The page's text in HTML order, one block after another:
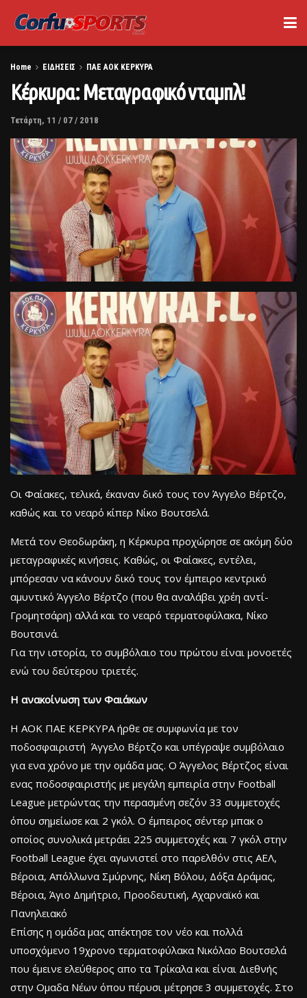
Home ΕΙΔΗΣΕΙΣ ΠΑΕ ΑΟΚ ΚΕΡΚΥΡΑ
Κέρκυρα: Μεταγραφικό νταμπλ!
Τετάρτη, 11 / 07 / 2018
Οι Φαίακες, τελικά, έκαναν δικό τους τον Άγγελο Βέρτζο,
καθώς και το νεαρό κίπερ Νίκο Βουτσελά.
Μετά τον Θεοδωράκη, η Κέρκυρα προχώρησε σε ακόμη δύο
μεταγραφικές κινήσεις. Καθώς, οι Φαίακες, εντέλει,
μπόρεσαν να κάνουν δικό τους τον έμπειρο κεντρικό
αμυντικό Άγγελο Βέρτζο (που θα αναλάβει χρέη αντί-
Γρομητσάρη) αλλά και το νεαρό τερματοφύλακα, Νίκο
Βουτσινά.
Για την ιστορία, το συμβόλαιο του πρώτου είναι μονοετές
ενώ του δεύτερου τριετές.
Η ανακοίνωση των Φαιάκων
Η ΑΟΚ ΠΑΕ ΚΕΡΚΥΡΑ ήρθε σε συμφωνία με τον
ποδοσφαιριστή Άγγελο Βέρτζο και υπέγραψε συμβόλαιο
για ενα χρόνο με την ομάδα μας. Ο Άγγελος Βέρτζος είναι
ενας ποδοσφαιριστής με μεγάλη εμπειρία στην Football
League μετρώντας την περασμένη σεζόν 33 συμμετοχές
όπου σημείωσε και 2 γκόλ. Ο έμπειρος σέντερ μπακ ο
οποίος συνολικά μετράει 225 συμμετοχές και 7 γκόλ στην
Football League έχει αγωνιστεί στο παρελθόν στις ΑΕΛ,
Βέροια, Απόλλωνα Σμύρνης, Νίκη Βόλου, Δόξα Δράμας,
Βέροια, Άγιο Δημήτριο, Προοδευτική, Αχαρναϊκό και
Πανηλειακό
Επίσης η ομάδα μας απέκτησε τον νέο και πολλά
υποσχόμενο 19χρονο τερματοφύλακα Νικόλαο Βουτσελά
που έμεινε ελεύθερος απο τα Τρίκαλα και είναι Διεθνής
στην Ομαδα Νέων όπου πέρυσι μέτρησε 3 συμμετοχές. Στο